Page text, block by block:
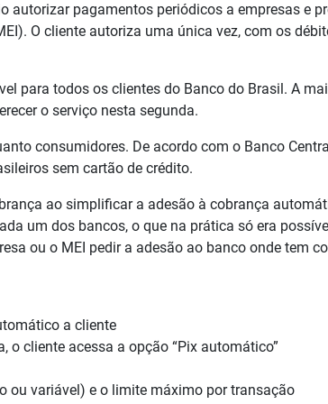
autorizar pagamentos periódicos a empresas e
O cliente autoriza uma única vez, com os
para todos os clientes do Banco do Brasil. A
o serviço nesta segunda.
consumidores. De acordo com o Banco
sem cartão de crédito.
ao simplificar a adesão à cobrança
um dos bancos, o que na prática só era
ou o MEI pedir a adesão ao banco onde tem
a cliente
cliente acessa a opção “Pix automático”
ou variável) e o limite máximo por transação